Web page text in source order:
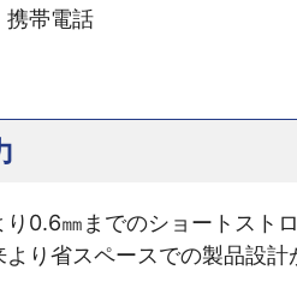
携帯電話
0.6㎜までのショートスト
り省スペースでの製品設計